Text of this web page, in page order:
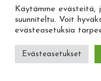
Käytämme evästeitä,
suunniteltu. Voit
evästeasetuksia
Evästeasetukset